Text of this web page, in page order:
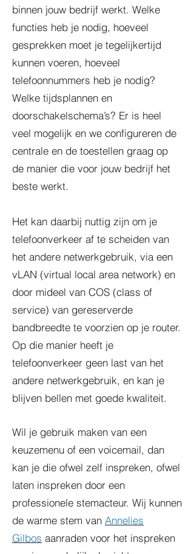
binnen jouw bedrijf werkt. Welke
functies heb je nodig, hoeveel
gesprekken moet je tegelijkertijd
kunnen voeren, hoeveel
telefoonnummers heb je nodig?
Welke tijdsplannen en
doorschakelschema’s? Er is heel
veel mogelijk en we configureren de
centrale en de toestellen graag op
de manier die voor jouw bedrijf het
beste werkt.
Het kan daarbij nuttig zijn om je
telefoonverkeer af te scheiden van
het andere netwerkgebruik, via een
vLAN (virtual local area network) en
door mideel van COS (class of
service) van gereserverde
bandbreedte te voorzien op je router.
Op die manier heeft je
telefoonverkeer geen last van het
andere netwerkgebruik, en kan je
blijven bellen met goede kwaliteit.
Wil je gebruik maken van een
keuzemenu of een voicemail, dan
kan je die ofwel zelf inspreken, ofwel
laten inspreken door een
professionele stemacteur. Wij kunnen
de warme stem van Annelies
Gilbos aanraden voor het inspreken